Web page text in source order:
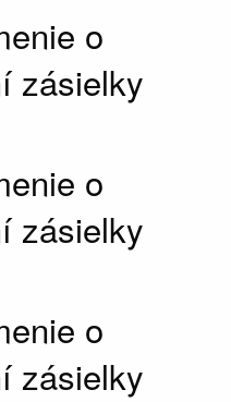
o
zásielky
o
zásielky
o
zásielky